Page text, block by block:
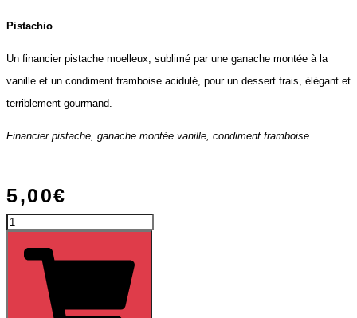
Pistachio
Un financier pistache moelleux, sublimé par une ganache montée à la
vanille et un condiment framboise acidulé, pour un dessert frais, élégant et
terriblement gourmand.
Financier pistache, ganache montée vanille, condiment framboise.
5,00€
quantité
de
Menu
Prestige